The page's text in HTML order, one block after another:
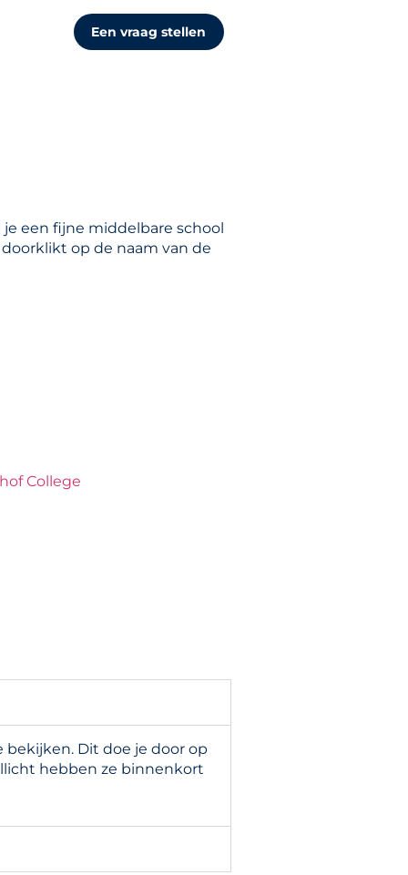
Een vraag stellen
een fijne middelbare school
op de naam van de
College
Dit doe je door op
hebben ze binnenkort